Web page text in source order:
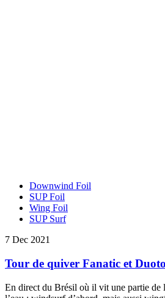
Downwind Foil
SUP Foil
Wing Foil
SUP Surf
7 Dec 2021
Tour de quiver Fanatic et
En direct du Brésil où il vit une partie de